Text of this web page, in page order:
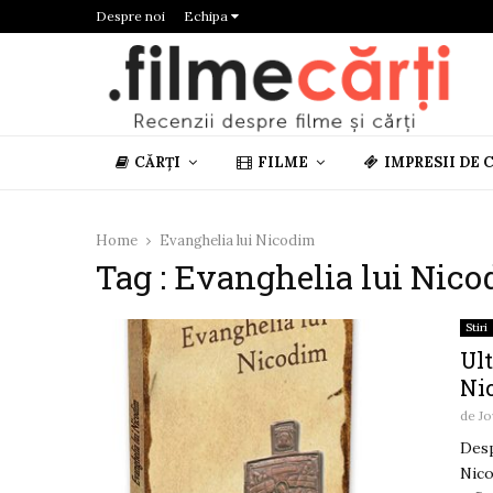
Despre noi Echipa
CĂRȚI FILME IMPRESII DE
Home Evanghelia lui Nicodim
Tag : Evanghelia lui
Stiri
de